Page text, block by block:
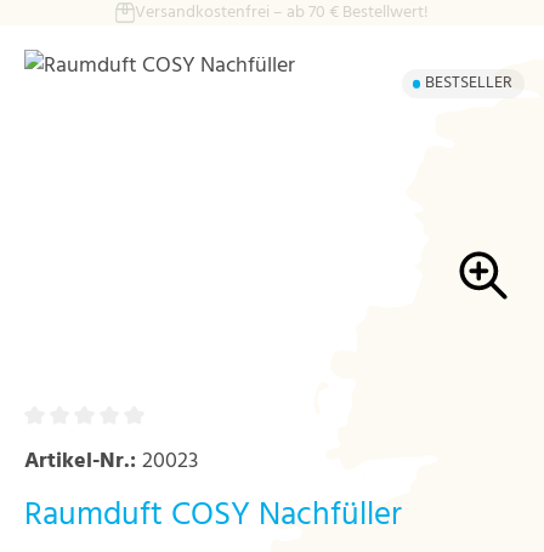
Zum Hauptinhalt springenSichere Zahlungsmethoden
Bildergalerie überspringen
BESTSELLER
Artikel-Nr.: 20023
Raumduft COSY Nachfüller